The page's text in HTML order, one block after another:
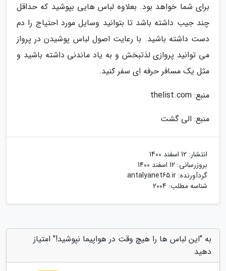
برای شما خواهد بود. بعلاوه لباس هایی بپوشید که حداقل
چند جیب داشته باشد تا بتوانید وسایل مورد احتیاج را دم
دست داشته باشید. با رعایت اصول لباس پوشیدن در پرواز
می توانید پروازی لذتبخش و به یاد ماندنی داشته باشید و
مثل یک مسافر حرفه ای سفر کنید.
منبع: thelist.com
منبع: الی گشت
انتشار: 12 اسفند 1400
بروزرسانی: 12 اسفند 1400
گردآورنده: antalyanet65.ir
شناسه مطلب: 2004
به "این لباس ها را هیچ وقت در هواپیما نپوشید!" امتیاز
دهید